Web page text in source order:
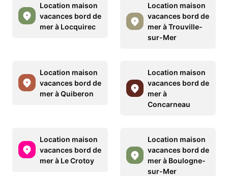
Location maison
vacances bord de
mer à Locquirec
Location maison
vacances bord de
mer à Trouville-
sur-Mer
Location maison
vacances bord de
mer à Quiberon
Location maison
vacances bord de
mer à
Concarneau
Location maison
vacances bord de
mer à Le Crotoy
Location maison
vacances bord de
mer à Boulogne-
sur-Mer